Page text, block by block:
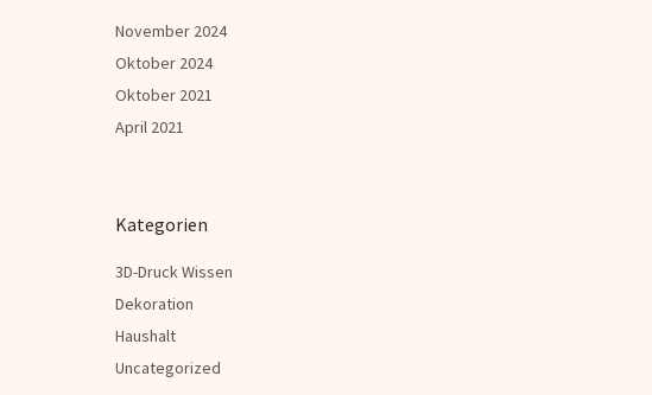
November 2024
Oktober 2024
Oktober 2021
April 2021
Kategorien
3D-Druck Wissen
Dekoration
Haushalt
Uncategorized